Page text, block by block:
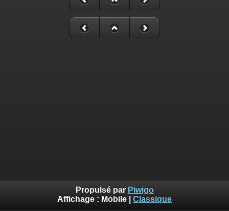
Propulsé par Piwigo
Affichage : Mobile Classique